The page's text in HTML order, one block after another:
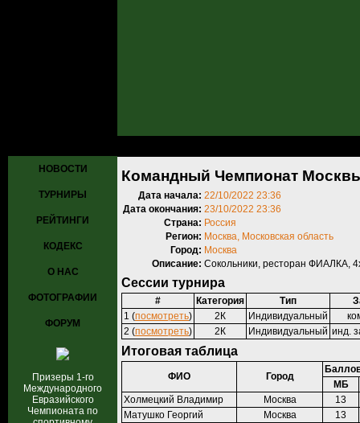
НОВОСТИ
ТУРНИРЫ
РЕЙТИНГИ
КОДЕКС
О НАС
ФОТОГРАФИИ
ФОРУМ
Призеры 1-го
Международного
Евразийского
Чемпионата по
Командный Чемпионат
Дата начала: 22/10/2022 23:36
Дата окончания: 23/10/2022 23:36
Страна: Россия
Регион: Москва, Московская область
Город: Москва
Описание: Сокольники, ресторан ФИАЛКА,
Сессии турнира
# Категория Тип
1 (посмотреть) 2К Индивидуальный
2 (посмотреть) 2К Индивидуальный инд.
Итоговая таблица
ФИО Город
МБ
Холмецкий Владимир
Москва
13
Матушко Георгий
Москва
13